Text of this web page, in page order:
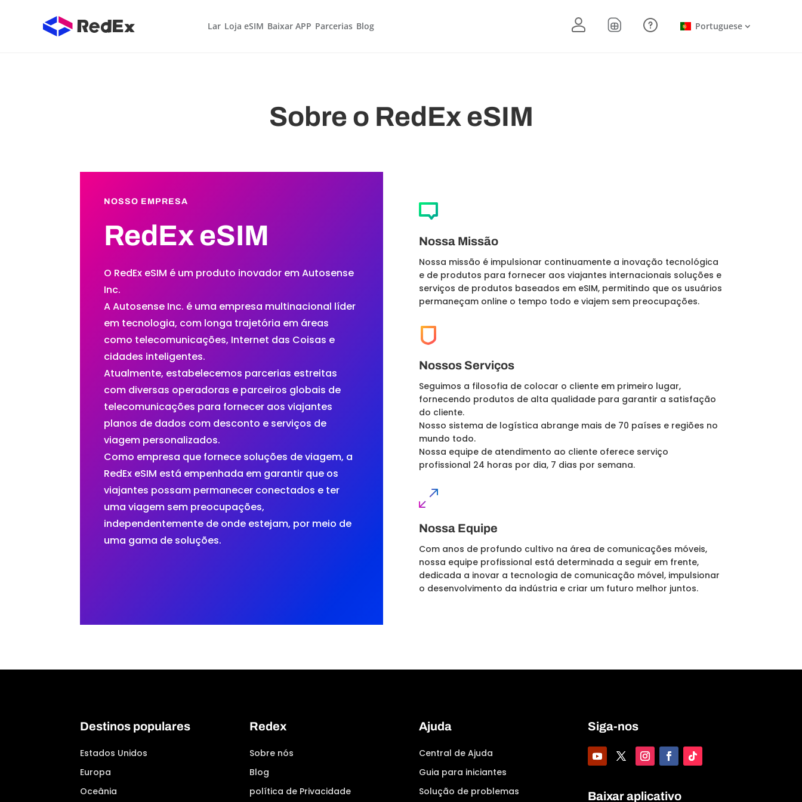
Lar Loja eSIM Baixar APP Parcerias Blog Portuguese
Sobre o RedEx eSIM
NOSSO EMPRESA
RedEx eSIM
O RedEx eSIM é um produto inovador emAutosense
Inc.
A Autosense Inc. é uma empresa multinacional líder
em tecnologia, com longa trajetória em áreas
como telecomunicações, Internet das Coisas e
cidades inteligentes.
Atualmente, estabelecemos parcerias estreitas
com diversas operadoras e parceiros globais de
telecomunicações para fornecer aos viajantes
planos de dados com desconto e serviços de
viagem personalizados.
Como empresa que fornece soluções de viagem, a
RedEx eSIM está empenhada em garantir que os
viajantes possam permanecer conectados e ter
uma viagem sem preocupações,
independentemente de onde estejam, por meio de
uma gama de soluções.
Nossa Missão
Nossa missão é impulsionar continuamente a inovação tecnológica
e de produtos para fornecer aos viajantes internacionais soluções e
serviços de produtos baseados em eSIM, permitindo que os usuários
permaneçam online o tempo todo e viajem sem preocupações.
Nossos Serviços
Seguimos a filosofia de colocar o cliente em primeiro lugar,
fornecendo produtos de alta qualidade para garantir a satisfação
do cliente.
Nosso sistema de logística abrange mais de 70 países e regiões no
mundo todo.
Nossa equipe de atendimento ao cliente oferece serviço
profissional 24 horas por dia, 7 dias por semana.
Nossa Equipe
Com anos de profundo cultivo na área de comunicações móveis,
nossa equipe profissional está determinada a seguir em frente,
dedicada a inovar a tecnologia de comunicação móvel, impulsionar
o desenvolvimento da indústria e criar um futuro melhor juntos.
Destinos populares
Estados Unidos
Europa
Oceânia
Redex
Sobre nós
Blog
política de Privacidade
Ajuda
Central de Ajuda
Guia para iniciantes
Solução de problemas
Siga-nos
Baixar aplicativo